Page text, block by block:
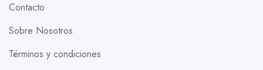
Contacto
Sobre Nosotros
Términos y condiciones